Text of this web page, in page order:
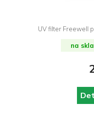
UV filter Freewell
na